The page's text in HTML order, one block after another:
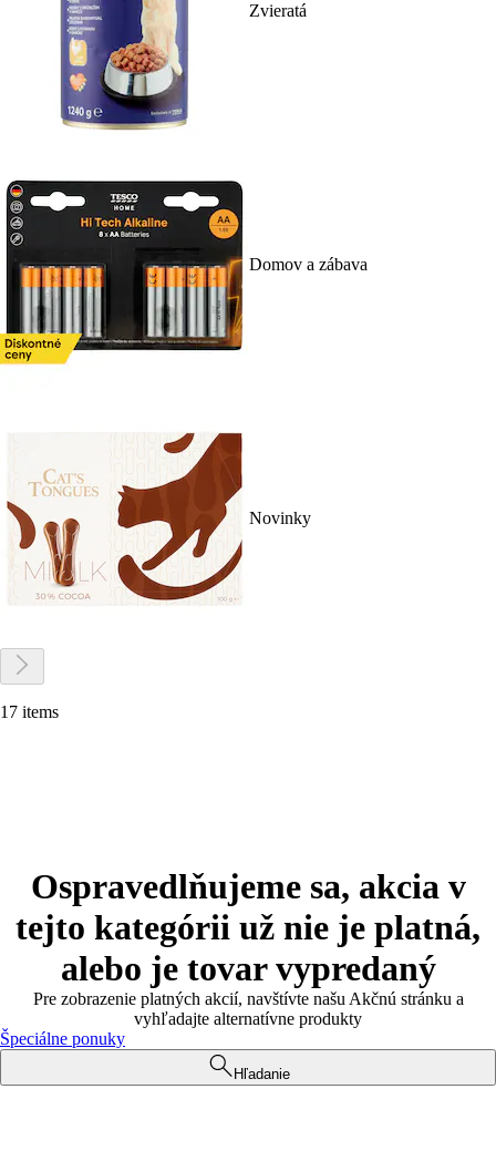
Zvieratá
Domov a zábava
Novinky
17 items
Ospravedlňujeme sa, akcia v
tejto kategórii už nie je platná,
alebo je tovar vypredaný
Pre zobrazenie platných akcií, navštívte našu Akčnú stránku a
vyhľadajte alternatívne produkty
Špeciálne ponuky
Hľadanie